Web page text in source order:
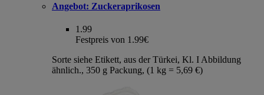
Angebot: Zuckeraprikosen
1.99
Festpreis von 1.99€
Sorte siehe Etikett, aus der Türkei, Kl. I Abbildung
ähnlich., 350 g Packung, (1 kg = 5,69 €)